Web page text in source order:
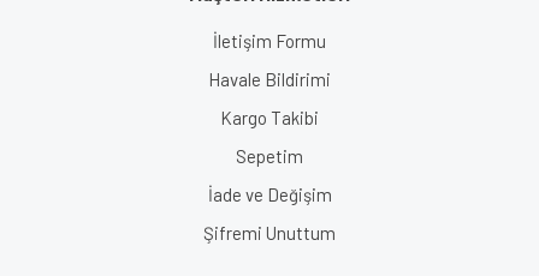
İletişim Formu
Havale Bildirimi
Kargo Takibi
Sepetim
İade ve Değişim
Şifremi Unuttum